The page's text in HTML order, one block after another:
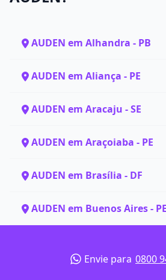
AUDEN em Alhandra - PB
AUDEN em Aliança - PE
AUDEN em Aracaju - SE
AUDEN em Araçoiaba - PE
AUDEN em Brasília - DF
AUDEN em Buenos Aires - PE
Envie para 0800